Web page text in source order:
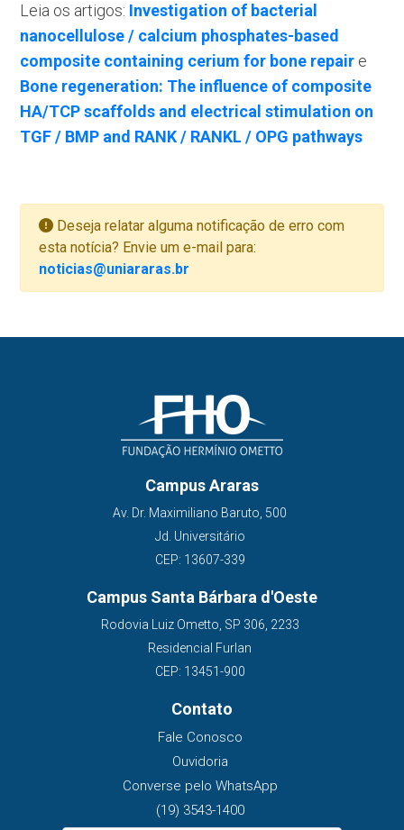
Leia os artigos: Investigation of bacterial
nanocellulose / calcium phosphates-based
composite containing cerium for bone repair e
Bone regeneration: The influence of composite
HA/TCP scaffolds and electrical stimulation on
TGF / BMP and RANK / RANKL / OPG pathways
Deseja relatar alguma notificação de erro com
esta notícia? Envie um e-mail para:
noticias@uniararas.br
Campus Araras
Av. Dr. Maximiliano Baruto, 500
Jd. Universitário
CEP: 13607-339
Campus Santa Bárbara d'Oeste
Rodovia Luiz Ometto, SP 306, 2233
Residencial Furlan
CEP: 13451-900
Contato
Fale Conosco
Ouvidoria
Converse pelo WhatsApp
(19) 3543-1400